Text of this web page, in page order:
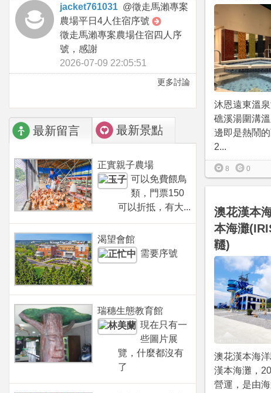
jacket761031 @徵走馬瀨專案
農場平日4人住宿序號
徵走馬瀨專案農場住宿四人序
號，感謝
2026-07-09 22:05:51
更多討論
最新留言 最新景點
正實親子農場
可以免費餵鳥
類，門票150
可以折抵，有大...
渴望會館
需要序號
瑞穗生態教育館
現在只有一
些圖片展
覽，什麼都沒有
了
沐恩遠東溫
礁溪湯圍溝
邊即是熱鬧
2...
8 0
澳花漢本
本海灘
韆)
澳花漢本海
漢本海灘，
營運，是由